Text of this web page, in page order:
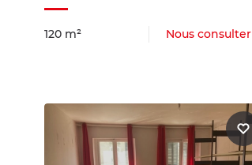
120 m² Nous consulter